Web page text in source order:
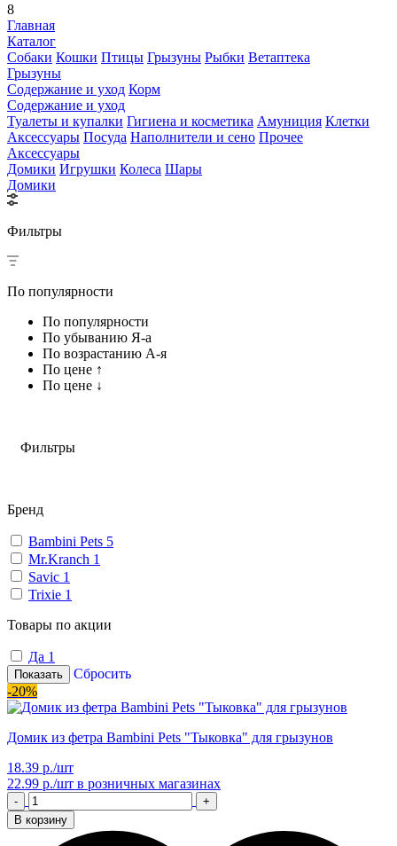
8
Главная
Каталог
Собаки Кошки Птицы Грызуны Рыбки Ветаптека
Грызуны
Содержание и уход Корм
Содержание и уход
Туалеты и купалки Гигиена и косметика Амуниция Клетки
Аксессуары Посуда Наполнители и сено Прочее
Аксессуары
Домики Игрушки Колеса Шары
Домики
Фильтры
По популярности
По популярности
По убыванию Я-а
По возрастанию А-я
По цене ↑
По цене ↓
Фильтры
Бренд
Bambini Pets 5
Mr.Kranch 1
Savic 1
Trixie 1
Товары по акции
Да 1
Показать
Сбросить
-20%
Домик из фетра Bambini Pets "Тыковка" для грызунов
18.39 р./шт
22.99 р./шт в розничных магазинах
-
+
В корзину